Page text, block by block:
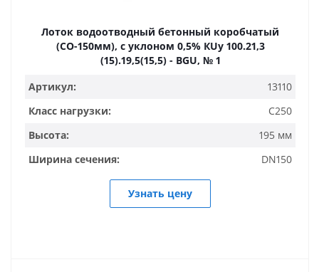
Лоток водоотводный бетонный коробчатый
(СО-150мм), с уклоном 0,5% КUу 100.21,3
(15).19,5(15,5) - BGU, № 1
Артикул:
13110
Класс нагрузки:
C250
Высота:
195 мм
Ширина сечения:
DN150
Узнать цену